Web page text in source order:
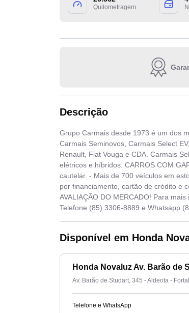
Quilometragem
Descrição
Grupo Carmais desde 1973 é um dos
Carmais Seminovos, Carmais Select
Renault, Fiat Vouga e CDA. Carmais
elétricos e híbridos. CARROS COM
cautelar. - Mais de 700 veículos em
por financiamento, cartão de crédito e
AVALIAÇÃO DO MERCADO! Para
Telefone (85) 3306-8889 e Whatsapp
Disponível em Honda
Honda Novaluz Av. Barão de
Av. Barão de Studart, 345 - Aldeota -
Telefone e WhatsApp